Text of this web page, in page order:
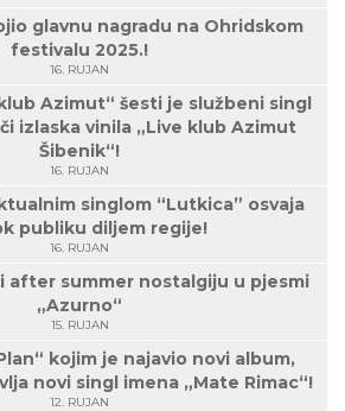
glavnu nagradu na Ohridskom
festivalu 2025.!
16. RUJAN
Azimut“ šesti je službeni singl
izlaska vinila „Live klub Azimut
Šibenik“!
16. RUJAN
singlom “Lutkica” osvaja
publiku diljem regije!
16. RUJAN
after summer nostalgiju u pjesmi
„Azurno“
15. RUJAN
kojim je najavio novi album,
novi singl imena „Mate Rimac“!
12. RUJAN